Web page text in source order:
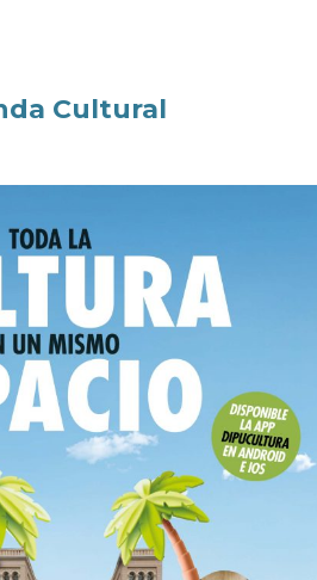
Cultural